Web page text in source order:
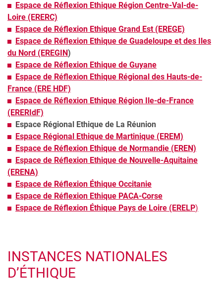
Espace de Réflexion Ethique Région Centre-Val-de-
Loire (ERERC)
Espace de Réflexion Ethique Grand Est (EREGE)
Espace de Réflexion Ethique de Guadeloupe et des Iles
du Nord (EREGIN)
Espace de Réflexion Ethique de Guyane
Espace de Réflexion Ethique Régional des Hauts-de-
France (ERE HDF)
Espace de Réflexion Ethique Région Ile-de-France
(ERERIdF)
Espace Régional Ethique de La Réunion
Espace Régional Ethique de Martinique (EREM)
Espace de Réflexion Ethique de Normandie (EREN)
Espace de Réflexion Ethique de Nouvelle-Aquitaine
(ERENA)
Espace de Réflexion Éthique Occitanie
Espace de Réflexion Ethique PACA-Corse
Espace de Réflexion Éthique Pays de Loire (ERELP)
INSTANCES NATIONALES
D’ÉTHIQUE